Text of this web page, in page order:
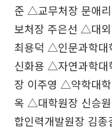
준 △교무처장 문애
보처장 주은선 △대
최용덕 △인문과학
신화용 △자연과학
장 이주영 △약학대
옥 △대학원장 신승
합인력개발원장 김